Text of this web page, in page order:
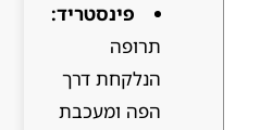
פינסטריד:
תרופה
הנלקחת דרך
הפה ומעכבת